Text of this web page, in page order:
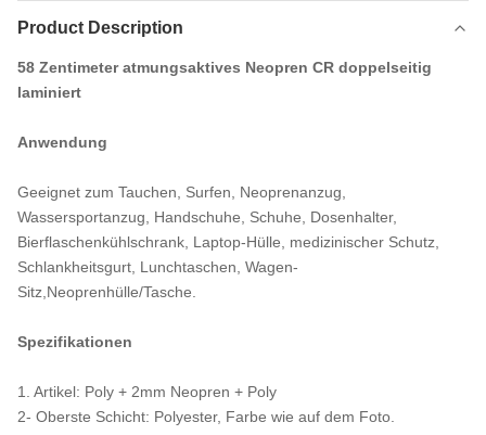
Product Description
58 Zentimeter atmungsaktives Neopren CR doppelseitig
laminiert
Anwendung
Geeignet zum Tauchen, Surfen, Neoprenanzug,
Wassersportanzug, Handschuhe, Schuhe, Dosenhalter,
Bierflaschenkühlschrank, Laptop-Hülle, medizinischer Schutz,
Schlankheitsgurt, Lunchtaschen, Wagen-
Sitz,Neoprenhülle/Tasche.
Spezifikationen
1. Artikel: Poly + 2mm Neopren + Poly
2- Oberste Schicht: Polyester, Farbe wie auf dem Foto.